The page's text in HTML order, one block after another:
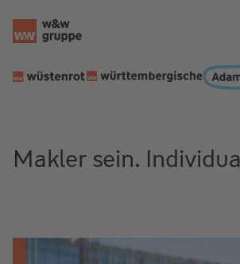
Makler sein.